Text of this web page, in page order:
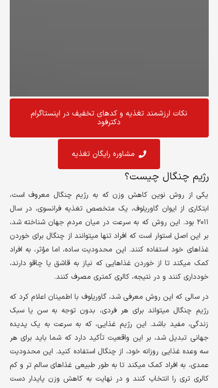
نکات ارزشمند تغذیه و کد‌های تخفیف در اینستاگرام
دکترفود
مشاوره رایگان تغذیه
رژیم چنگال چیست؟
یکی از روش نوین کاهش وزن که به رژیم چنگال معروف است،
ابتکاری از ایوان گاوریلوف، یک متخصص تغذیه فرانسوی، در سال
۲۰۱۱ بود. این روش که به سرعت در میان مردم جهان شناخته شد،
بر این اصل استوار است که افراد تنها میتوانند از چنگال برای خوردن
غذاهای خود استفاده کنند. این محدودیت ساده، اما مؤثر، به افراد
کمک میکند تا از خوردن غذاهایی که نیاز به قاشق یا چاقو دارند،
خودداری کنند و در نتیجه، کالری کمتری مصرف کنند.
در سالی که این روش معرفی شد، گاوریلوف با اطمینان اعلام کرد که
رژیم چنگال میتواند برای هر فردی، بدون توجه به سن یا سبک
زندگی، مفید باشد. این رژیم غذایی، که به سرعت به یک پدیده
جهانی تبدیل شد، بر این واقعیت تأکید دارد که شما باید برای هر
سه وعده غذایی روزانه خود، از چنگال استفاده کنید. این محدودیت
عمدی، به افراد کمک میکند تا به طور طبیعی غذاهای سالم تر و کم
کالری تری را انتخاب کنند و در نهایت به کاهش وزن پایدار دست